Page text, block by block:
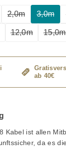
ist zurzeit nicht
Option ist zurzeit
2,0m
(Diese Option
3,0m
ist zurzeit nicht
Option ist zurzeit
12,0m
(Diese
15,0m
ab 40€
Kabel ist allen
da es